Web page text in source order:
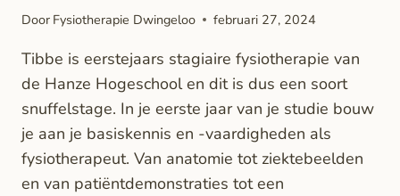
Door Fysiotherapie Dwingeloo februari 27, 2024
Tibbe is eerstejaars stagiaire fysiotherapie van
de Hanze Hogeschool en dit is dus een soort
snuffelstage. In je eerste jaar van je studie bouw
je aan je basiskennis en -vaardigheden als
fysiotherapeut. Van anatomie tot ziektebeelden
en van patiëntdemonstraties tot een